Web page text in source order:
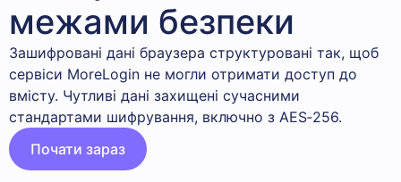
межами безпеки
Зашифровані дані браузера структуровані так, щоб
сервіси MoreLogin не могли отримати доступ до
вмісту. Чутливі дані захищені сучасними
стандартами шифрування, включно з AES‑256.
Почати зараз